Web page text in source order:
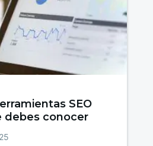
SEO
debes conocer